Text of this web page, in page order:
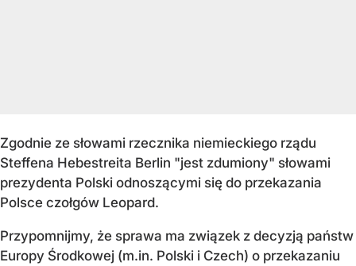
Zgodnie ze słowami rzecznika niemieckiego rządu
Steffena Hebestreita Berlin "jest zdumiony" słowami
prezydenta Polski odnoszącymi się do przekazania
Polsce czołgów Leopard.
Przypomnijmy, że sprawa ma związek z decyzją państw
Europy Środkowej (m.in. Polski i Czech) o przekazaniu